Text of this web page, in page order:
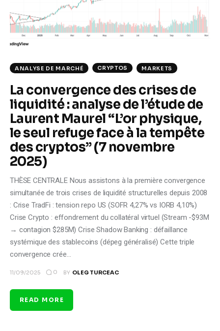
ANALYSE DE MARCHÉ CRYPTOS MARKETS
La convergence des crises de
liquidité : analyse de l’étude de
Laurent Maurel “L’or physique,
le seul refuge face à la tempête
des cryptos” (7 novembre
2025)
THÈSE CENTRALE Nous assistons à la première convergence
simultanée de trois crises de liquidité structurelles depuis 2008
: Crise TradFi : tension repo US (SOFR 4,27% vs IORB 4,10%)
Crise Crypto : effondrement du collatéral virtuel (Stream -$93M
→ contagion $285M) Crise Shadow Banking : défaillance
systémique des stablecoins (dépeg généralisé) Cette triple
convergence crée…
11/09/2025 0 BY OLEG TURCEAC
READ MORE